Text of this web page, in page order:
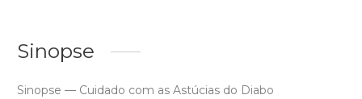
Sinopse
Sinopse — Cuidado com as Astúcias do Diabo